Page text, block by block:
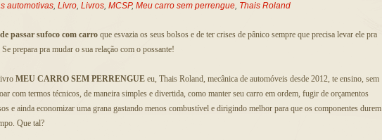
automotivas, Livro, Livros, MCSP, Meu carro sem perrengue, Thais Roland
passar sufoco com carroque esvazia os seus bolsos e de ter crises de pânico sempre que precisa levar ele pra
prepara pra mudar o sua relação com o possante!
MEU CARRO SEM PERRENGUEeu, Thais Roland, mecânica de automóveis desde 2012, te ensino, sem
com termos técnicos, de maneira simples e divertida, como manter seu carro em ordem, fugir de orçamentos
e ainda economizar uma grana gastando menos combustível e dirigindo melhor para que os componentes durem
Que tal?